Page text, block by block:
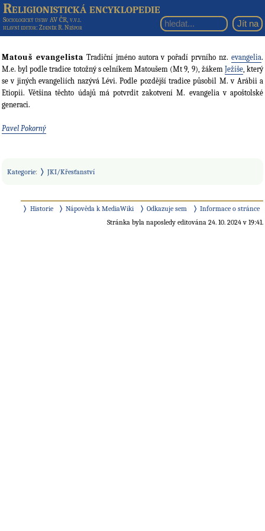
Religionistická encyklopedie
Sociologický ústav AV ČR, v.v.i.
hlavní editor: Zdeněk R. Nešpor
Matouš evangelista Tradiční jméno autora v pořadí prvního nz.evangelia.
M.e. byl podle tradice totožný s celníkem Matoušem (Mt 9, 9), žákem Ježíše, který
se v jiných evangeliích nazývá Lévi. Podle pozdější tradice působil M. v Arábii a
Etiopii. Většina těchto údajů má potvrdit zakotvení M. evangelia v apoštolské
generaci.
Pavel Pokorný
Kategorie: JKI/Křesťanství
Historie Nápověda k MediaWiki Odkazuje sem
Informace o stránce
Stránka byla naposledy editována 24. 10. 2024 v 19:41.